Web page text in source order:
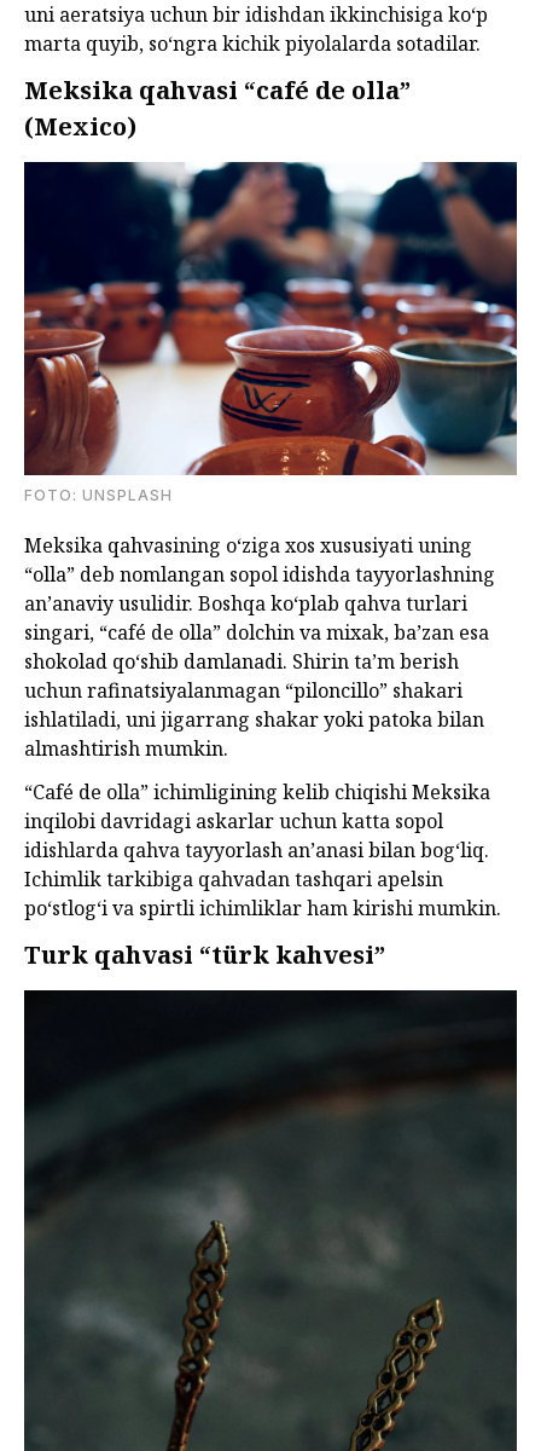
uni aeratsiya uchun bir idishdan ikkinchisiga ko‘p
marta quyib, so‘ngra kichik piyolalarda sotadilar.
Meksika qahvasi “café de olla”
(Mexico)
FOTO: UNSPLASH
Meksika qahvasining o‘ziga xos xususiyati uning
“olla” deb nomlangan sopol idishda tayyorlashning
an’anaviy usulidir. Boshqa ko‘plab qahva turlari
singari, “café de olla” dolchin va mixak, ba’zan esa
shokolad qo‘shib damlanadi. Shirin ta’m berish
uchun rafinatsiyalanmagan “piloncillo” shakari
ishlatiladi, uni jigarrang shakar yoki patoka bilan
almashtirish mumkin.
“Café de olla” ichimligining kelib chiqishi Meksika
inqilobi davridagi askarlar uchun katta sopol
idishlarda qahva tayyorlash an’anasi bilan bog‘liq.
Ichimlik tarkibiga qahvadan tashqari apelsin
po‘stlog‘i va spirtli ichimliklar ham kirishi mumkin.
Turk qahvasi “türk kahvesi”